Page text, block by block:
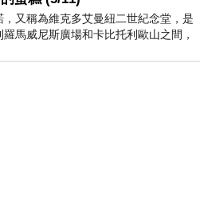
，又稱為維克多艾曼紐二世紀念堂，是
馬威尼斯廣場和卡比托利歐山之間，
義大利統一後的的第一位國